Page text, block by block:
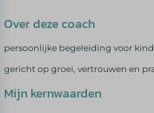
Over deze coach
persoonlijke begeleiding voor
gericht op groei, vertrouwen en
Mijn kernwaarden